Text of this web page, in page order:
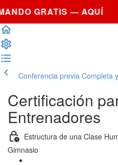
GRATIS — AQUÍ
Conferencia previa Completa
Certificación
Entrenadores
Estructura de una Clase
Gimnasio